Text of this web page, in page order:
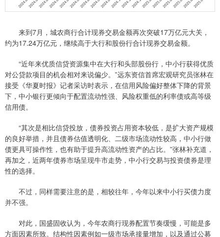
来到7月，城农商行合计现券交易金额再次突破17万亿元大关，
约为17.24万亿元，继续高于大行和股份行合计现券交易金额。
“近年来优质信贷资源集中在大行和头部股份行，中小行获得优质
对公贷款项目的机会相对来说偏少。”远东资信首席宏观研究员张林在
接受《华夏时报》记者采访时表示，在信用风险偏好整体下降的背景
下，中小银行更倾向于配置流动性强、风险权重低的利率债或高等级
信用债。
“其次是相比信贷投放，债券投资占用资本较低，是扩大资产规模
的良好举措，并且债券估值透明化、二级市场流动性较高，中小行做
债更具可操作性，也有助于提升高流动性资产的占比。”张林补充道，
再加之，近两年债券市场呈现牛市走势，中小行交易与投资债券是理
性的选择。
不过，同样需要注意的是，相较往年，今年以来中小行买债力度
并不强。
对此，国盛固收认为，今年农商行现券配置节奏缓慢，可能是多
方面因素所致。结构性因素例如一级市场承接量增加，以及通过公募